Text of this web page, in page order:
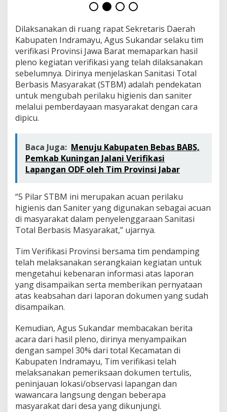
Dilaksanakan di ruang rapat Sekretaris Daerah
Kabupaten Indramayu, Agus Sukandar selaku tim
verifikasi Provinsi Jawa Barat memaparkan hasil
pleno kegiatan verifikasi yang telah dilaksanakan
sebelumnya. Dirinya menjelaskan Sanitasi Total
Berbasis Masyarakat (STBM) adalah pendekatan
untuk mengubah perilaku higienis dan saniter
melalui pemberdayaan masyarakat dengan cara
dipicu.
Baca Juga: Menuju Kabupaten Bebas BABS,
Pemkab Kuningan Jalani Verifikasi
Lapangan ODF oleh Tim Provinsi Jabar
“5 Pilar STBM ini merupakan acuan perilaku
higienis dan Saniter yang digunakan sebagai acuan
di masyarakat dalam penyelenggaraan Sanitasi
Total Berbasis Masyarakat,” ujarnya.
Tim Verifikasi Provinsi bersama tim pendamping
telah melaksanakan serangkaian kegiatan untuk
mengetahui kebenaran informasi atas laporan
yang disampaikan serta memberikan pernyataan
atas keabsahan dari laporan dokumen yang sudah
disampaikan.
Kemudian, Agus Sukandar membacakan berita
acara dari hasil pleno, dirinya menyampaikan
dengan sampel 30% dari total Kecamatan di
Kabupaten Indramayu, Tim verifikasi telah
melaksanakan pemeriksaan dokumen tertulis,
peninjauan lokasi/observasi lapangan dan
wawancara langsung dengan beberapa
masyarakat dari desa yang dikunjungi.